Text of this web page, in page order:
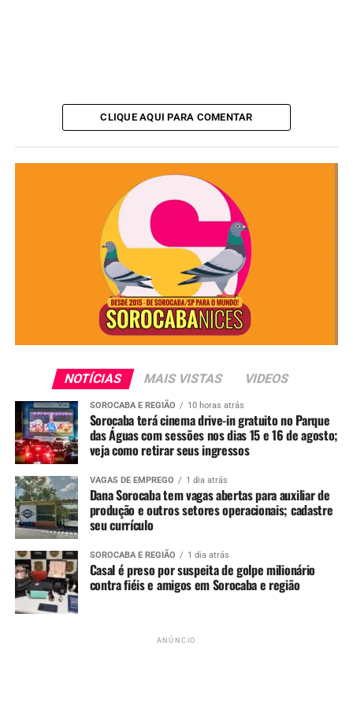
O conteúdo completo do laudo permanece sob sigilo e,
divulgados pelas autoridades.
Redação
See Full Bio
TÓPICOS RELACIONADOS BEBE MIGUEL
POLICIA
SOROCABA
UP NEXT
Trem de São João terá passeios noturnos em Sorocaba a
partir desta quarta-feira (24)
Adolescente é detida após furto de R$ 7 mil em
mercadorias de supermercado na Zona Norte de Sorocaba
CLIQUE AQUI PARA COMENTAR
NOTÍCIAS MAIS VISTAS VIDEOS
SOROCABA E REGIÃO 10 horas atrás
Sorocaba terá cinema drive-in gratuito no Parque
das Águas com sessões nos dias 15 e 16 de agosto;
veja como retirar seus ingressos
VAGAS DE EMPREGO 1 dia atrás
Dana Sorocaba tem vagas abertas para auxiliar de
produção e outros setores operacionais; cadastre
seu currículo
SOROCABA E REGIÃO 1 dia atrás
Casal é preso por suspeita de golpe milionário
contra fiéis e amigos em Sorocaba e região
ANÚNCIO